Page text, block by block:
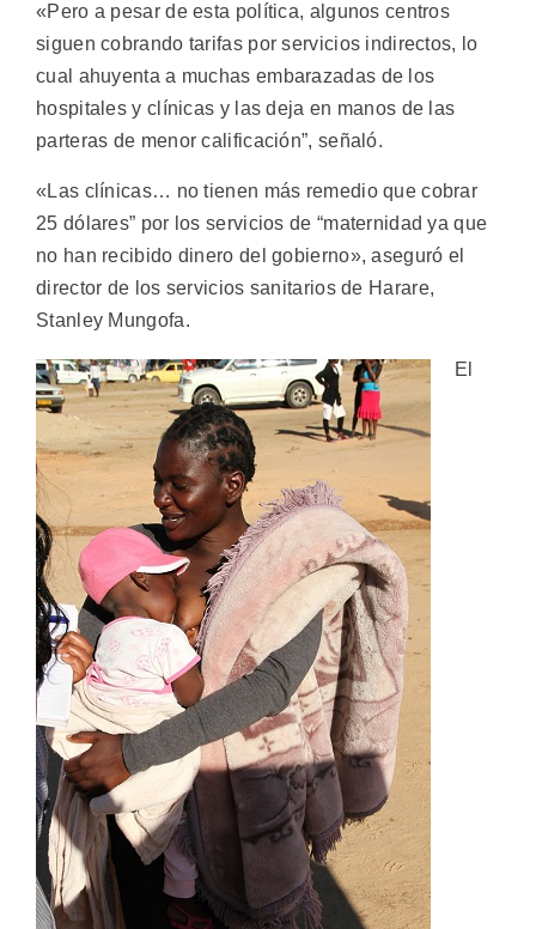
«Pero a pesar de esta política, algunos centros
siguen cobrando tarifas por servicios indirectos, lo
cual ahuyenta a muchas embarazadas de los
hospitales y clínicas y las deja en manos de las
parteras de menor calificación”, señaló.
«Las clínicas… no tienen más remedio que cobrar
25 dólares” por los servicios de “maternidad ya que
no han recibido dinero del gobierno», aseguró el
director de los servicios sanitarios de Harare,
Stanley Mungofa.
El